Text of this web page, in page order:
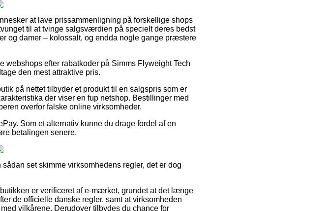
at lave prissammenligning på forskellige shops
til at tvinge salgsværdien på specielt deres bedst
og damer – kolossalt, og endda nogle gange præstere
webshops efter rabatkoder på Simms Flyweight Tech
den mest attraktive pris.
på nettet tilbyder et produkt til en salgspris som er
der viser en fup netshop. Bestillinger med
overfor falske online virksomheder.
Som et alternativ kunne du drage fordel af en
betalingen senere.
set skimme virksomhedens regler, det er dog
er verificeret af e-mærket, grundet at det længe
de officielle danske regler, samt at virksomheden
vilkårene. Derudover tilbydes du chance for